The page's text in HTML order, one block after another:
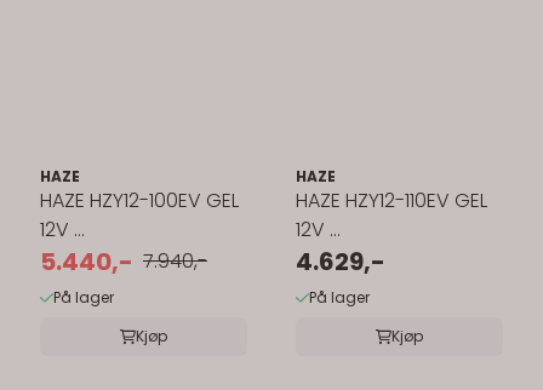
HAZE
HAZE HZY12-100EV GEL
12V ...
5.440,- 7.940,-
På lager
Kjøp
HAZE
HAZE HZY12-110EV GEL
12V ...
4.629,-
På lager
Kjøp